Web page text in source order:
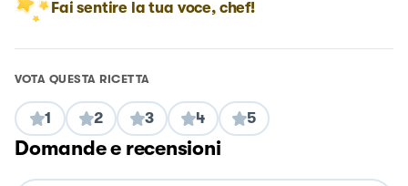
Fai sentire la tua voce, chef!
VOTA QUESTA RICETTA
1 2 3 4 5
Domande e recensioni